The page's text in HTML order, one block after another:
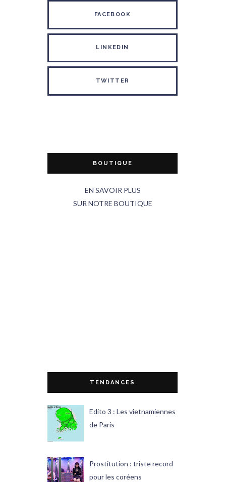
FACEBOOK
LINKEDIN
TWITTER
BOUTIQUE
EN SAVOIR PLUS
SUR NOTRE BOUTIQUE
TENDANCES
Edito 3 : Les vietnamiennes
de Paris
Prostitution : triste record
pour les coréens